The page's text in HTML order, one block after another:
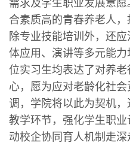
需求及学生职业发展意
合素质高的青春养老人
除专业技能培训外，还
体应用、演讲等多元能
位实习生均表达了对养
心，愿为应对老龄化社
调，学院将以此为契机
教学环节，强化学生职
动校企协同育人机制走深